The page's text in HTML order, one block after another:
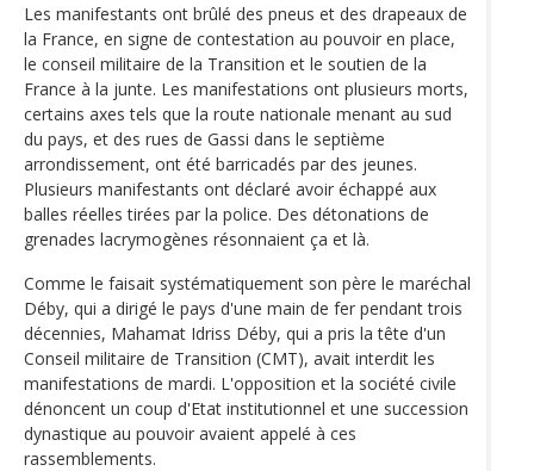
Les manifestants ont brûlé des pneus et des drapeaux de
la France, en signe de contestation au pouvoir en place,
le conseil militaire de la Transition et le soutien de la
France à la junte. Les manifestations ont plusieurs morts,
certains axes tels que la route nationale menant au sud
du pays, et des rues de Gassi dans le septième
arrondissement, ont été barricadés par des jeunes.
Plusieurs manifestants ont déclaré avoir échappé aux
balles réelles tirées par la police. Des détonations de
grenades lacrymogènes résonnaient ça et là.
Comme le faisait systématiquement son père le maréchal
Déby, qui a dirigé le pays d'une main de fer pendant trois
décennies, Mahamat Idriss Déby, qui a pris la tête d'un
Conseil militaire de Transition (CMT), avait interdit les
manifestations de mardi. L'opposition et la société civile
dénoncent un coup d'Etat institutionnel et une succession
dynastique au pouvoir avaient appelé à ces
rassemblements.